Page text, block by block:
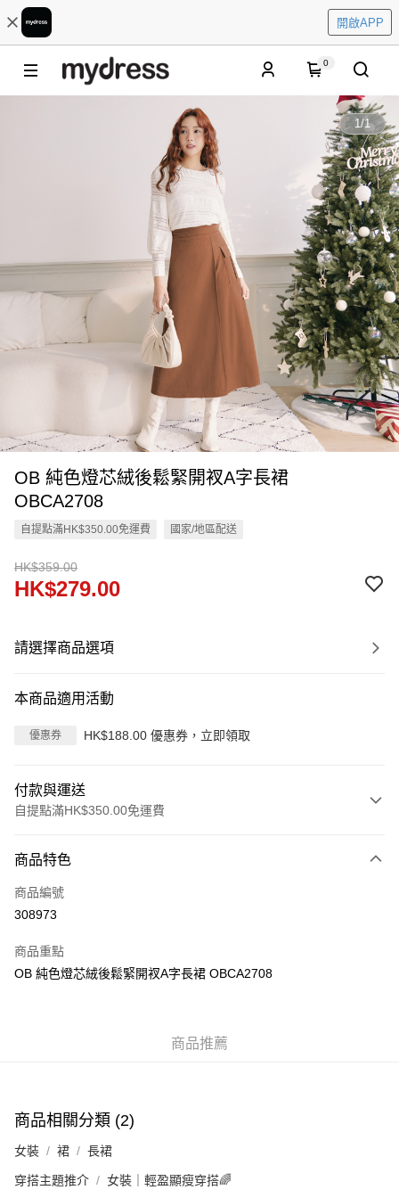
開啟APP
0
1/1
OB 純色燈芯絨後鬆緊開衩A字長裙
OBCA2708
自提點滿HK$350.00免運費 國家/地區配送
HK$359.00
HK$279.00
請選擇商品選項
本商品適用活動
優惠券 HK$188.00 優惠券，立即領取
付款與運送
自提點滿HK$350.00免運費
信用卡
Apple Pay
PayMe
付款後順豐站及營業點
每筆HK$40.00，滿HK$350.00或以上免運費
付款後順豐合作便利店
商品特色
商品編號
308973
商品重點
OB 純色燈芯絨後鬆緊開衩A字長裙 OBCA2708
商品推薦
商品相關分類 (2)
女裝 裙 長裙
穿搭主題推介 女裝｜輕盈顯瘦穿搭🌈